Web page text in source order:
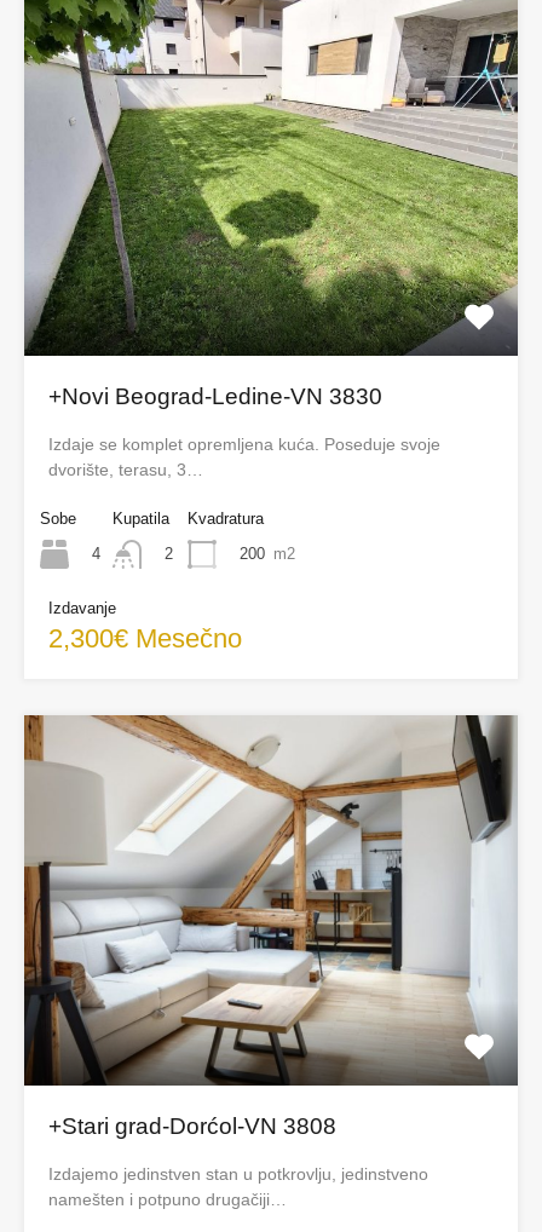
+Novi Beograd-Ledine-VN 3830
Izdaje se komplet opremljena kuća. Poseduje svoje
dvorište, terasu, 3…
Sobe
4
Kupatila
2
Kvadratura
200 m2
Izdavanje
2,300€ Mesečno
+Stari grad-Dorćol-VN 3808
Izdajemo jedinstven stan u potkrovlju, jedinstveno
namešten i potpuno drugačiji…